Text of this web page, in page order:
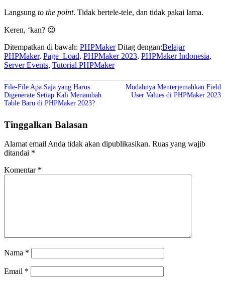
Langsung to the point. Tidak bertele-tele, dan tidak pakai lama.
Keren, ‘kan? 😉
Ditempatkan di bawah: PHPMaker Ditag dengan:Belajar
PHPMaker, Page_Load, PHPMaker 2023, PHPMaker Indonesia,
Server Events, Tutorial PHPMaker
File-File Apa Saja yang Harus
Digenerate Setiap Kali Menambah
Table Baru di PHPMaker 2023?
Mudahnya Menterjemahkan Field
User Values di PHPMaker 2023
Tinggalkan Balasan
Alamat email Anda tidak akan dipublikasikan. Ruas yang wajib
ditandai *
Komentar *
Nama *
Email *